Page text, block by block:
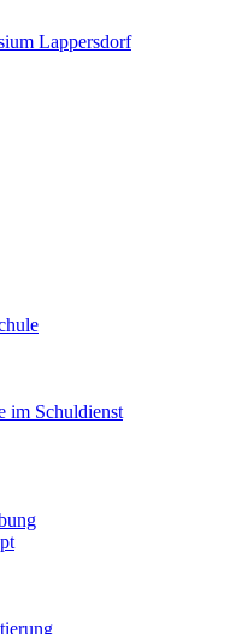
im Schuldienst